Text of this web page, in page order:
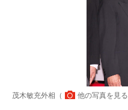
茂木敏充外相（ 他の写真を見る